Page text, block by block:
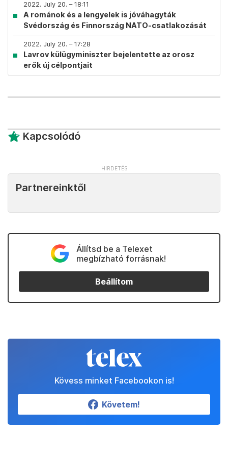
2022. July 20. – 18:11
A románok és a lengyelek is jóváhagyták
Svédország és Finnország NATO-csatlakozását
2022. July 20. – 17:28
Lavrov külügyminiszter bejelentette az orosz
erők új célpontjait
Kapcsolódó
Partnereinktől
Állítsd be a Telexet
megbízható forrásnak!
Beállítom
Kövess minket Facebookon is!
Követem!